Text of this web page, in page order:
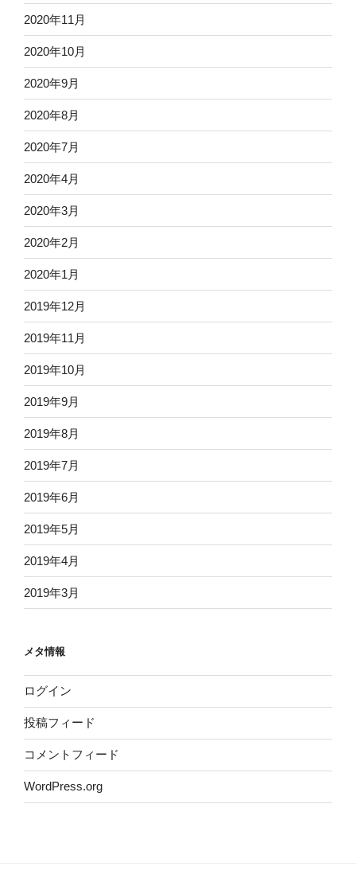
2020年11月
2020年10月
2020年9月
2020年8月
2020年7月
2020年4月
2020年3月
2020年2月
2020年1月
2019年12月
2019年11月
2019年10月
2019年9月
2019年8月
2019年7月
2019年6月
2019年5月
2019年4月
2019年3月
メタ情報
ログイン
投稿フィード
コメントフィード
WordPress.org